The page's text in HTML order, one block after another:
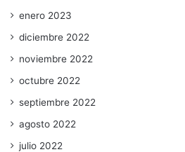
enero 2023
diciembre 2022
noviembre 2022
octubre 2022
septiembre 2022
agosto 2022
julio 2022